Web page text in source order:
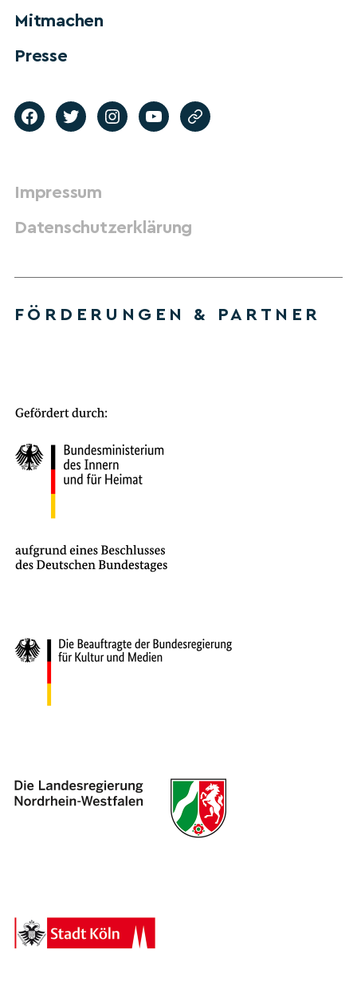
Mitmachen
Presse
Impressum
Datenschutzerklärung
FÖRDERUNGEN & PARTNER